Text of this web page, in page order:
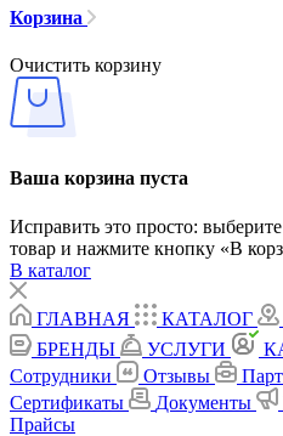
Корзина
Очистить корзину
Ваша корзина пуста
Исправить это просто:
товар и нажмите кнопку «В
В каталог
ГЛАВНАЯ КАТАЛОГ
БРЕНДЫ
УСЛУГИ
Сотрудники
Отзывы
Сертификаты
Документы
Прайсы